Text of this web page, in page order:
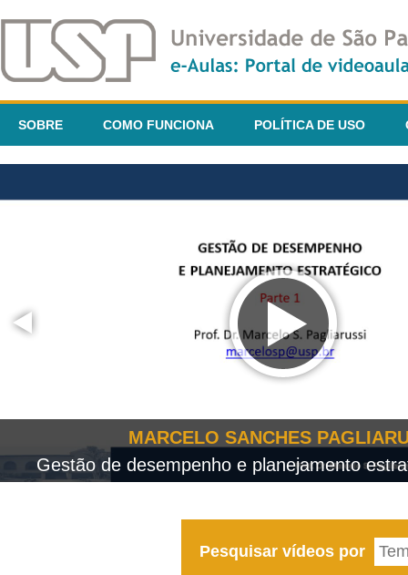
SOBRE COMO FUNCIONA POLÍTICA DE USO
MARCELO SANCHES
Gestão de desempenho e planejamento
Pesquisar vídeos por